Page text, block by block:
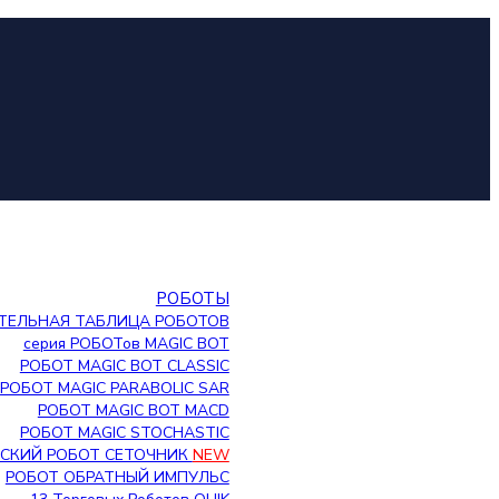
РОБОТЫ
ТАБЛИЦА РОБОТОВ
серия РОБОТов MAGIC BOT
РОБОТ MAGIC BOT CLASSIC
РОБОТ MAGIC PARABOLIC SAR
РОБОТ MAGIC BOT MACD
РОБОТ MAGIC STOCHASTIC
РОБОТ СЕТОЧНИК NEW
РОБОТ ОБРАТНЫЙ ИМПУЛЬС